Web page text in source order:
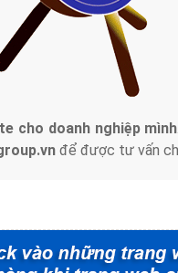
cho doanh nghiệp mình
để được tư vấn